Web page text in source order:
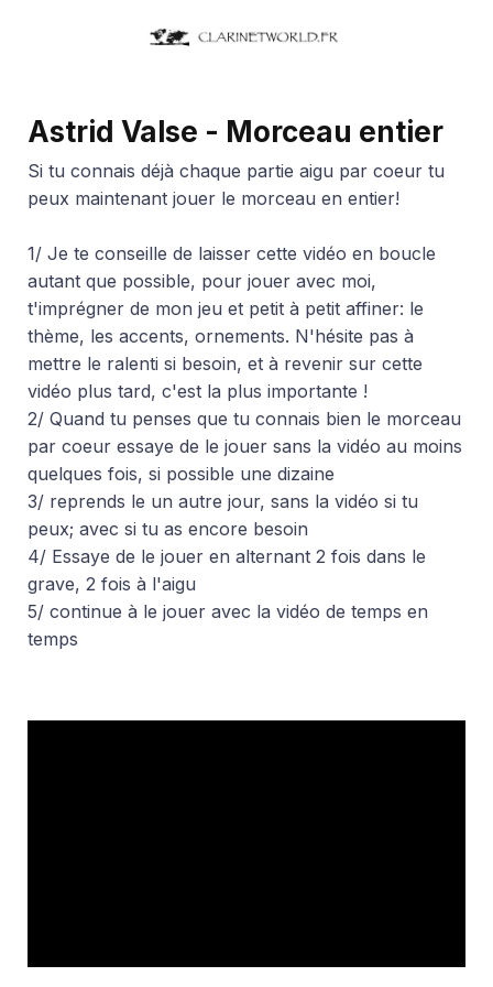
Astrid Valse - Morceau entier
Si tu connais déjà chaque partie aigu par coeur tu
peux maintenant jouer le morceau en entier!
1/ Je te conseille de laisser cette vidéo en boucle
autant que possible, pour jouer avec moi,
t'imprégner de mon jeu et petit à petit affiner: le
thème, les accents, ornements. N'hésite pas à
mettre le ralenti si besoin, et à revenir sur cette
vidéo plus tard, c'est la plus importante !
2/ Quand tu penses que tu connais bien le morceau
par coeur essaye de le jouer sans la vidéo au moins
quelques fois, si possible une dizaine
3/ reprends le un autre jour, sans la vidéo si tu
peux; avec si tu as encore besoin
4/ Essaye de le jouer en alternant 2 fois dans le
grave, 2 fois à l'aigu
5/ continue à le jouer avec la vidéo de temps en
temps